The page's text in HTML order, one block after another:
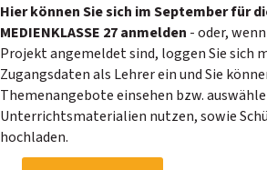
Hier können Sie sich im September für
MEDIENKLASSE 27 anmelden - oder,
Projekt angemeldet sind, loggen Sie sich
Zugangsdaten als Lehrer ein und Sie
Themenangebote einsehen bzw.
Unterrichtsmaterialien nutzen, sowie
hochladen.